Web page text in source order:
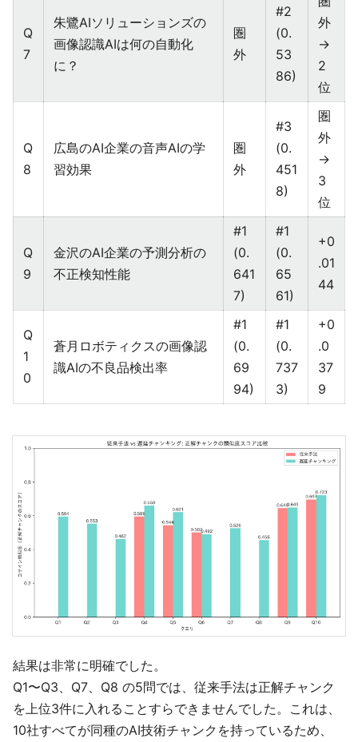
Q
7
朱鷺AIソリューションズの
画像認識AIは何の自動化
に？
圏
外
#2
(0.
53
86)
外
→
2
位
Q
8
広島のAI企業の音声AIの学
習効果
圏
外
#3
(0.
451
8)
圏
外
→
3
位
Q
9
金沢のAI企業の予測分析の
不正検知性能
#1
(0.
641
7)
#1
(0.
65
61)
+0
.01
44
Q
1
0
蒼月ロボティクスの画像認
識AIの不良品検出率
#1
(0.
69
94)
#1
(0.
737
3)
+0
.0
37
9
結果は非常に明確でした。
Q1〜Q3、Q7、Q8 の5問では、従来手法は正解チャンク
を上位3件に入れることすらできませんでした。これは、
10社すべてが同種のAI技術チャンクを持っているため、